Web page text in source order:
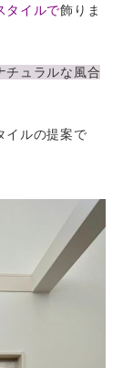
タイルで飾りま
チュラルな風合
イルの提案で